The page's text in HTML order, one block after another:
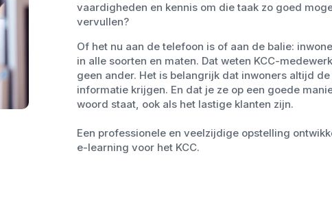
vaardigheden en kennis om die taak zo goed
vervullen?
Of het nu aan de telefoon is of aan de balie:
in alle soorten en maten. Dat weten KCC-
geen ander. Het is belangrijk dat inwoners altijd
informatie krijgen. En dat je ze op een goede
woord staat, ook als het lastige klanten zijn.
Een professionele en veelzijdige opstelling
e-learning voor het KCC.